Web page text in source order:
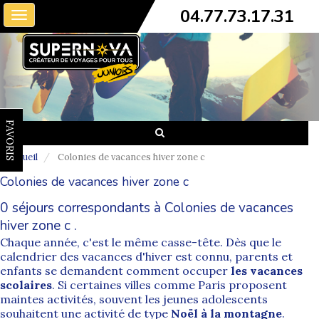
Toggle
navigation
04.77.73.17.31
FAVORIS
Accueil Colonies de vacances hiver zone c
Colonies de vacances hiver zone c
0 séjours correspondants à Colonies de vacances
hiver zone c .
Chaque année, c'est le même casse-tête. Dès que le
calendrier des vacances d'hiver est connu, parents et
enfants se demandent comment occuper les vacances
scolaires. Si certaines villes comme Paris proposent
maintes activités, souvent les jeunes adolescents
souhaitent une activité de type Noël à la montagne.